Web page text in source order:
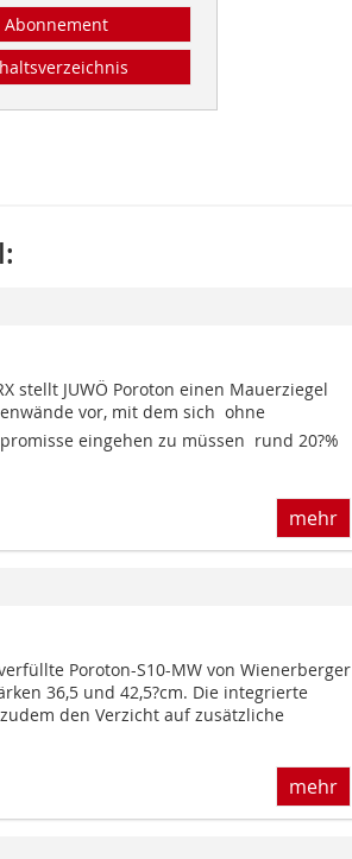
Abonnement
stellt JUWÖ Poroton einen Mauerziegel
vor, mit dem sich  ohne
eingehen zu müssen  rund 20?%
mehr
Poroton-S10-MW von Wienerberger
36,5 und 42,5?cm. Die integrierte
den Verzicht auf zusätzliche
mehr